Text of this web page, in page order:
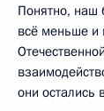
Понятно, наш
всё меньше и
они остались